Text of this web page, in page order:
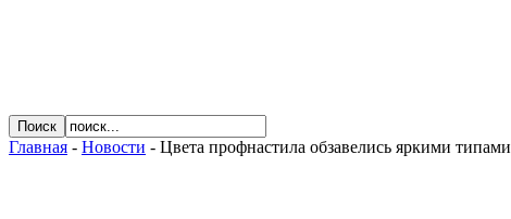
Главная - Новости - Цвета профнастила обзавелись яркими типами